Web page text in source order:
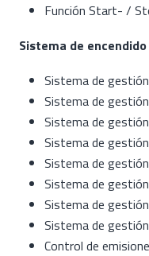
Función Start- /
Sistema de
Sistema de
Sistema de
Sistema de
Sistema de
Sistema de
Sistema de
Sistema de
Sistema de
Control de